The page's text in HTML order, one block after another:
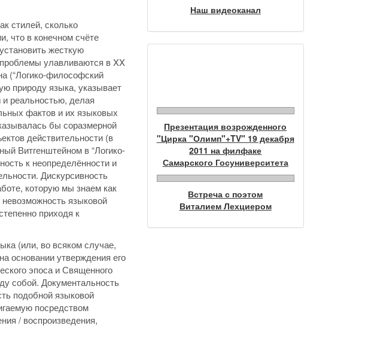
стилей, сколько
что в конечном счёте
жесткую
улавливаются в XX
(“Логико-философский
природу языка, указывает
реальностью, делая
фактов и их языковых
бы соразмерной
действительности (в
Витгенштейном в “Логико-
к неопределённости и
Дискурсивность
которую мы знаем как
языковой
приходя к
(или, во всяком случае,
основании утверждения его
эпоса и Священного
собой. Документальность
подобной языковой
посредством
/ воспроизведения,
Наш видеоканал
Презентация возрожденного
"Цирка "Олимп"+TV" 19 декабря
2011 на филфаке
Самарского Госуниверситета
Встреча с поэтом
Виталием Лехциером